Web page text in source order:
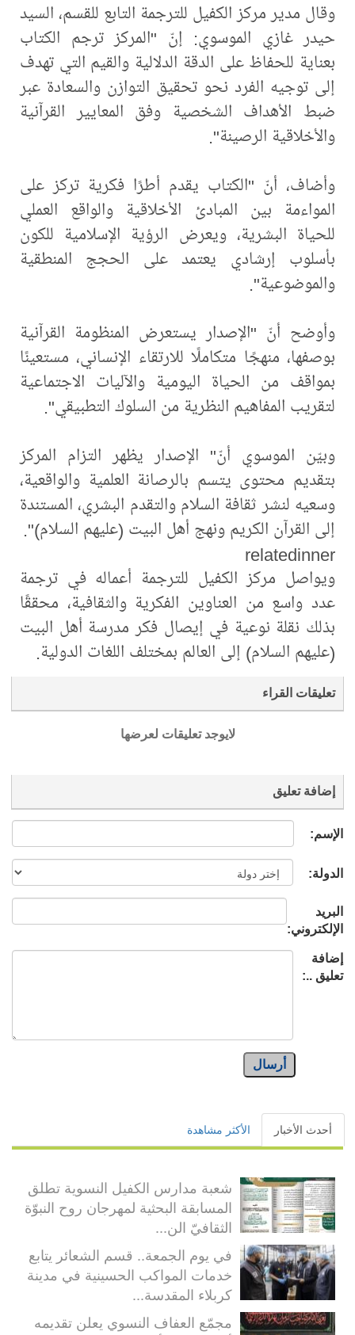
وقال مدير مركز الكفيل للترجمة التابع للقسم، السيد
حيدر غازي الموسوي: إنّ "المركز ترجم الكتاب
بعناية للحفاظ على الدقة الدلالية والقيم التي تهدف
إلى توجيه الفرد نحو تحقيق التوازن والسعادة عبر
ضبط الأهداف الشخصية وفق المعايير القرآنية
والأخلاقية الرصينة".
وأضاف، أنّ "الكتاب يقدم أطرًا فكرية تركز على
المواءمة بين المبادئ الأخلاقية والواقع العملي
للحياة البشرية، ويعرض الرؤية الإسلامية للكون
بأسلوب إرشادي يعتمد على الحجج المنطقية
والموضوعية".
وأوضح أنّ "الإصدار يستعرض المنظومة القرآنية
بوصفها، منهجًا متكاملًا للارتقاء الإنساني، مستعينًا
بمواقف من الحياة اليومية والآليات الاجتماعية
لتقريب المفاهيم النظرية من السلوك التطبيقي".
وبيّن الموسوي أنّ" الإصدار يظهر التزام المركز
بتقديم محتوى يتسم بالرصانة العلمية والواقعية،
وسعيه لنشر ثقافة السلام والتقدم البشري، المستندة
إلى القرآن الكريم ونهج أهل البيت (عليهم السلام)".
relatedinner
ويواصل مركز الكفيل للترجمة أعماله في ترجمة
عدد واسع من العناوين الفكرية والثقافية، محققًا
بذلك نقلة نوعية في إيصال فكر مدرسة أهل البيت
(عليهم السلام) إلى العالم بمختلف اللغات الدولية.
تعليقات القراء
لايوجد تعليقات لعرضها
إضافة تعليق
الإسم:
الدولة:
البريد
الإلكتروني:
إضافة
تعليق ..:
أرسال
أحدث الأخبار الأكثر مشاهدة
شعبة مدارس الكفيل النسوية تطلق
المسابقة البحثية لمهرجان روح النبوّة
الثقافيّ الن...
في يوم الجمعة.. قسم الشعائر يتابع
خدمات المواكب الحسينية في مدينة
كربلاء المقدسة...
مجمّع العفاف النسوي يعلن تقديمه